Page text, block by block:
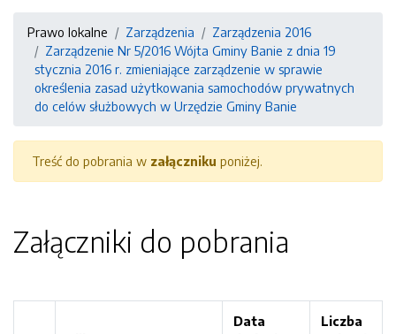
Prawo lokalne Zarządzenia
Zarządzenia 2016
Zarządzenie Nr 5/2016 Wójta Gminy Banie z dnia 19
stycznia 2016 r. zmieniające zarządzenie w sprawie
określenia zasad użytkowania samochodów prywatnych
do celów służbowych w Urzędzie Gminy Banie
Treść do pobrania w załączniku poniżej.
Załączniki do pobrania
Data
Liczba